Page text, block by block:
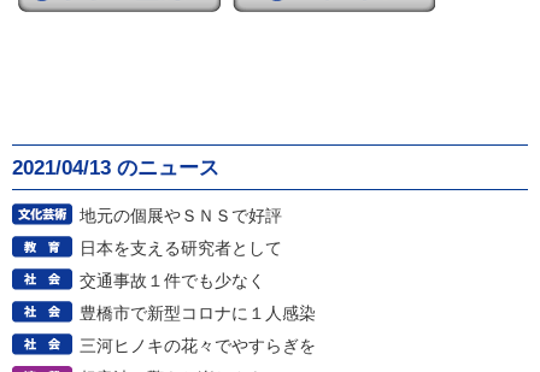
2021/04/13 のニュース
地元の個展やＳＮＳで好評
日本を支える研究者として
交通事故１件でも少なく
豊橋市で新型コロナに１人感染
三河ヒノキの花々でやすらぎを